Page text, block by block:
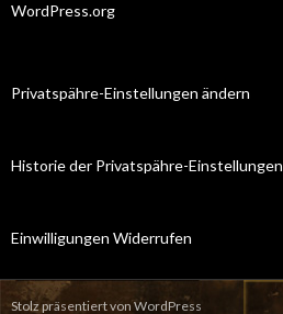
WordPress.org
Privatspähre-Einstellungen ändern
Historie der Privatspähre-Einstellungen
Einwilligungen Widerrufen
Stolz präsentiert von WordPress